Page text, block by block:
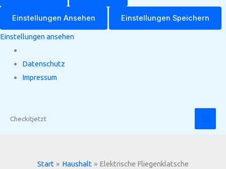
Einstellungen Ansehen Einstellungen Speichern
Einstellungen ansehen
Datenschutz
Impressum
InhaltCheckitjetzt
Start Haushalt Elektrische Fliegenklatsche